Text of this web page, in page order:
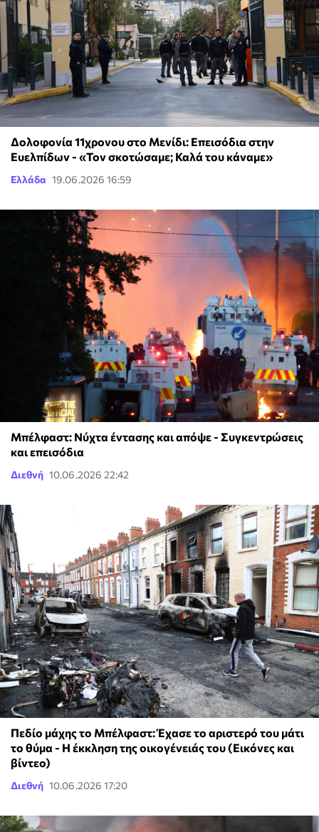
Δολοφονία 11χρονου στο Μενίδι: Επεισόδια στην
Ευελπίδων - «Τον σκοτώσαμε; Καλά του κάναμε»
Ελλάδα 19.06.2026 16:59
Μπέλφαστ: Νύχτα έντασης και απόψε - Συγκεντρώσεις
και επεισόδια
Διεθνή 10.06.2026 22:42
Πεδίο μάχης το Μπέλφαστ: Έχασε το αριστερό του μάτι
το θύμα - Η έκκληση της οικογένειάς του (Εικόνες και
βίντεο)
Διεθνή 10.06.2026 17:20